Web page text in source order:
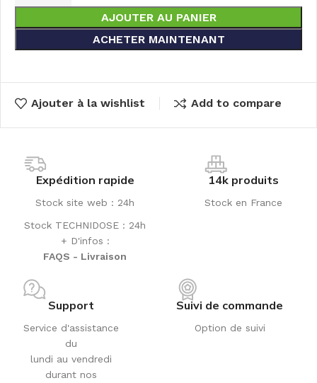
AJOUTER AU PANIER
ACHETER MAINTENANT
Ajouter à la wishlist Add to compare
Expédition rapide
Stock site web : 24h
Stock TECHNIDOSE : 24h
+ D'infos :
FAQS - Livraison
14k produits
Stock en France
Support
Service d'assistance
du
lundi au vendredi
durant nos
Suivi de commande
Option de suivi